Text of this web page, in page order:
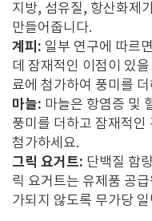
지방, 섬유질, 항산화제
만들어줍니다.
계피: 일부 연구에 따르
데 잠재적인 이점이 있
료에 첨가하여 풍미를
마늘: 마늘은 항염증 및
풍미를 더하고 잠재적인
첨가하세요.
그릭 요거트: 단백질 함
릭 요거트는 유제품 공
가되지 않도록 무가당